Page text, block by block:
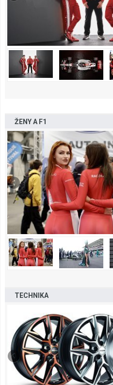
ŽENY A F1
TECHNIKA